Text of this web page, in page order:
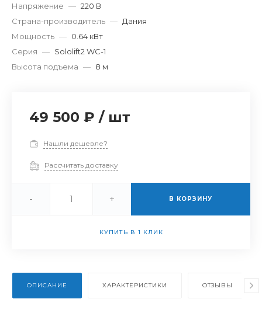
Напряжение — 220 В
Страна-производитель — Дания
Мощность — 0.64 кВт
Серия — Sololift2 WC-1
Высота подъема — 8 м
49 500 ₽ / шт
Нашли дешевле?
Рассчитать доставку
- + В КОРЗИНУ
КУПИТЬ В 1 КЛИК
ОПИСАНИЕ ХАРАКТЕРИСТИКИ ОТЗЫВЫ